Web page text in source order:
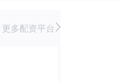
更多配资平台